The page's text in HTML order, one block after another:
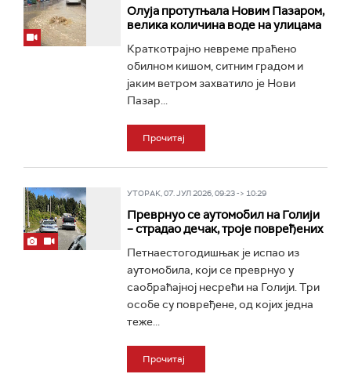
Олуја протутњала Новим Пазаром,
велика количина воде на улицама
Краткотрајно невреме праћено
обилном кишом, ситним градом и
јаким ветром захватило је Нови
Пазар...
Прочитај
УТОРАК, 07. ЈУЛ 2026, 09:23 -> 10:29
Преврнуо се аутомобил на Голији
– страдао дечак, троје повређених
Петнаестогодишњак је испао из
аутомобила, који се преврнуо у
саобраћајној несрећи на Голији. Три
особе су повређене, од којих једна
теже...
Прочитај